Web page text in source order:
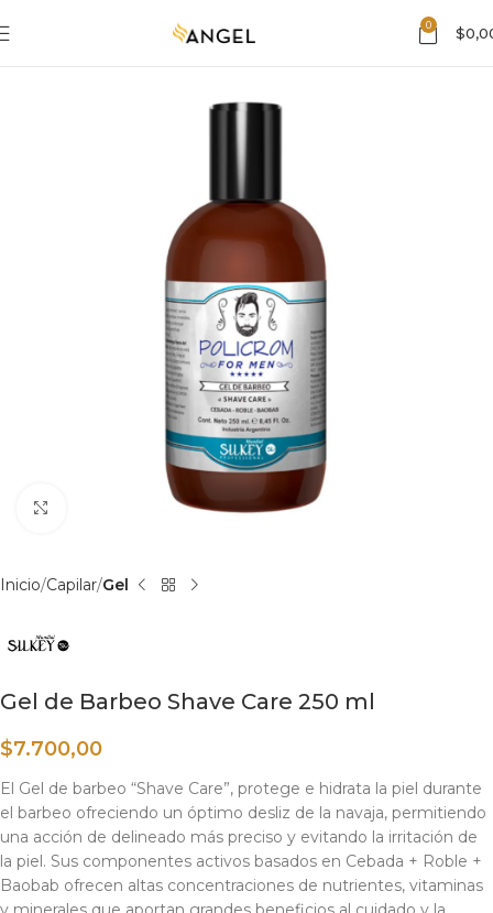
0 $
Haga clic para ampliar
Inicio Capilar Gel
Gel de Barbeo Shave Care 250 ml
$7.700,00
El Gel de barbeo “Shave Care”, protege e hidrata la piel durante
el barbeo ofreciendo un óptimo desliz de la navaja, permitiendo
una acción de delineado más preciso y evitando la irritación de
la piel. Sus componentes activos basados en Cebada + Roble +
Baobab ofrecen altas concentraciones de nutrientes, vitaminas